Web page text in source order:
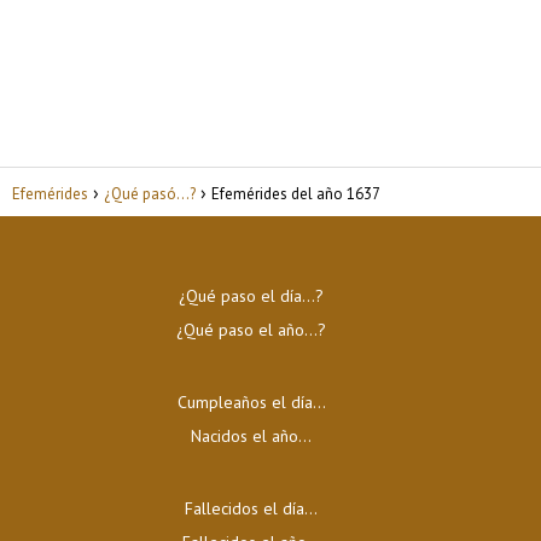
Efemérides ¿Qué pasó...? Efemérides del año 1637
¿Qué paso el día…?
¿Qué paso el año…?
Cumpleaños el día…
Nacidos el año…
Fallecidos el día…